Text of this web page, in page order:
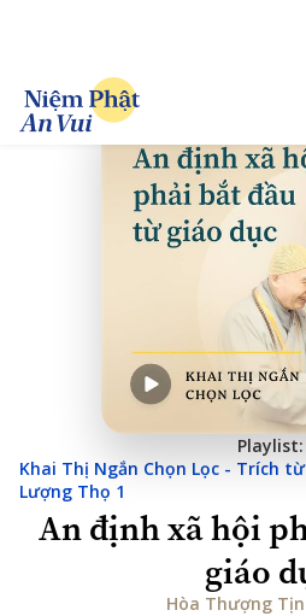
Playlist:
Khai Thị Ngắn Chọn Lọc - Trích
Lượng Thọ 1
An định xã hội
giáo
Hòa Thượng